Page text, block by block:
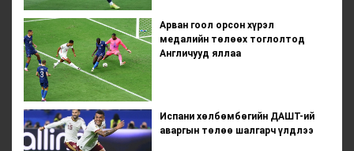
Арван гоол орсон хүрэл
медалийн төлөөх тоглолтод
Англичууд яллаа
Испани хөлбөмбөгийн ДАШТ-ий
аваргын төлөө шалгарч үлдлээ